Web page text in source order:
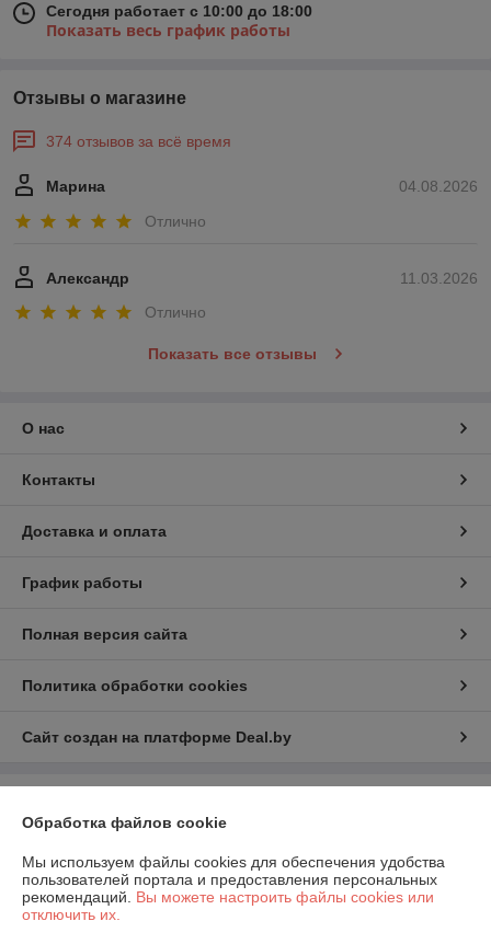
Сегодня работает с 10:00 до 18:00
Показать весь график работы
Отзывы о магазине
374 отзывов за всё время
04.08.2026
Марина
Отлично
11.03.2026
Александр
Отлично
Показать все отзывы
О нас
Контакты
Доставка и оплата
График работы
Полная версия сайта
Политика обработки cookies
Сайт создан на платформе Deal.by
предприниматель Шаршавицкий Дмитрий Валерьевич
220033, г.Минск, пр-т Партизанский, 19а-6
Регистрационный номер ЕГР: 192409619
Обработка файлов cookie
Мы используем файлы cookies для обеспечения удобства
пользователей портала и предоставления персональных
рекомендаций. Вы можете настроить файлы cookies или
отключить их.